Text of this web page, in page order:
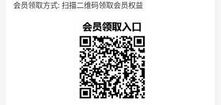
会员领取方式: 扫描二维码领取会员权益